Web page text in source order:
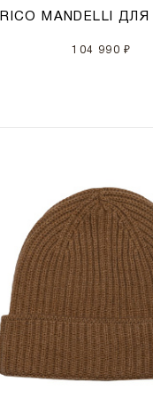
MANDELLI ДЛЯ
104 990 ₽